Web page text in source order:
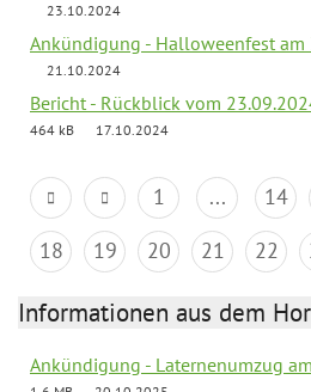
23.10.2024
Ankündigung - Halloweenfest am
21.10.2024
Bericht - Rückblick vom
464 kB
17.10.2024
1 ... 14
18
19 20 21 22
Informationen aus dem
Ankündigung - Laternenumzug